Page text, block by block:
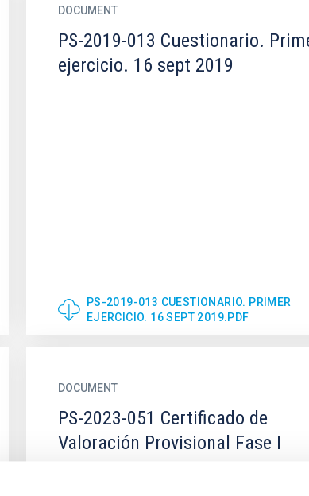
DOCUMENT
PS-2019-013 Cuestionario.
ejercicio. 16 sept 2019
PS-2019-013 CUESTIONARIO. PRIMER
EJERCICIO. 16 SEPT 2019.PDF
DOCUMENT
PS-2023-051 Certificado de
Valoración Provisional Fase I